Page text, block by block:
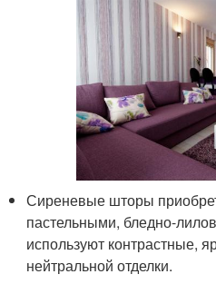
Сиреневые шторы
пастельными, бледно-
используют контрастные,
нейтральной отделки.